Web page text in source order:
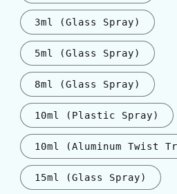
3ml (Glass Spray)
5ml (Glass Spray)
8ml (Glass Spray)
10ml (Plastic Spray)
10ml (Aluminum Twist
15ml (Glass Spray)